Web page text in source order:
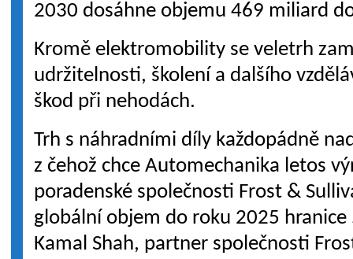
2030 dosáhne objemu 469 miliard
Kromě elektromobility se veletrh
udržitelnosti, školení a dalšího
škod při nehodách.
Trh s náhradními díly každopádně
z čehož chce Automechanika letos
poradenské společnosti Frost &
globální objem do roku 2025
Kamal Shah, partner společnosti